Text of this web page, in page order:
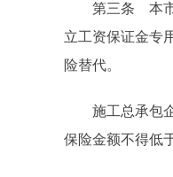
第三条 本市工
立工资保证金专
险替代。
施工总承包企
保险金额不得低